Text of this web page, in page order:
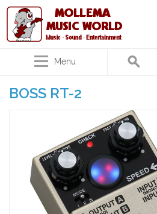
Menu
BOSS RT-2